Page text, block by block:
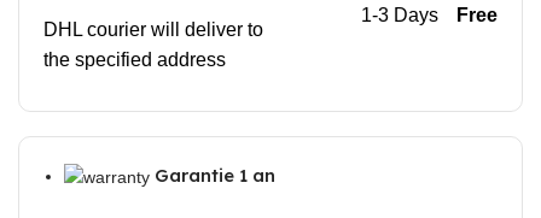
DHL courier will deliver to
the specified address
1-3 Days Free
Garantie 1 an